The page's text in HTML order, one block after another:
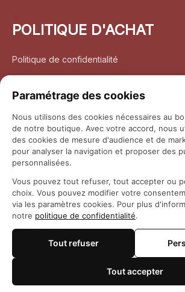
POLITIQUE D'ACHAT
Politique de confidentialité
Politique de retour et remboursement
Coordonnées
Questions fréquemment posées
© 2026 Maison Otaku
Paramétrage des cookies
Nous utilisons des cookies nécessaires au
de notre boutique. Avec votre accord, nous
des cookies de mesure d'audience et de
pour analyser la navigation et proposer des
personnalisées.
Vous pouvez tout refuser, tout accepter ou
choix. Vous pouvez modifier votre
via les paramètres cookies. Pour plus
notre politique de confidentialité.
Tout refuser
Tout accepter